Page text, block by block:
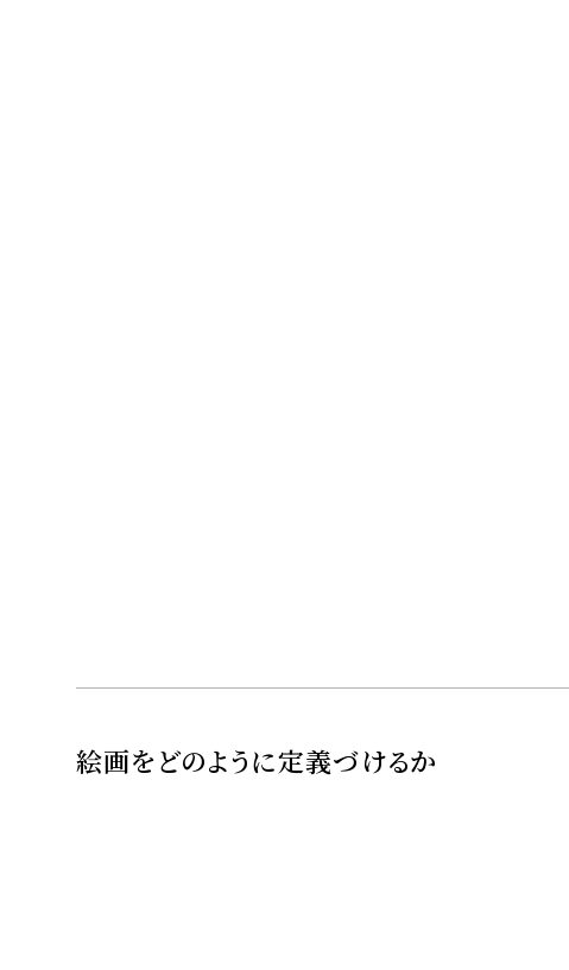
絵画をどのように定義づけるか